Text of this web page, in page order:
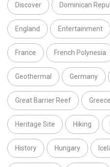
Discover Dominican
England Entertainment
France French Polynesia
Geothermal Germany
Great Barrier Reef Greece
Heritage Site Hiking
History Hungary